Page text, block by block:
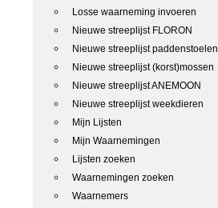
Losse waarneming invoeren
Nieuwe streeplijst FLORON
Nieuwe streeplijst paddenstoelen
Nieuwe streeplijst (korst)mossen
Nieuwe streeplijst ANEMOON
Nieuwe streeplijst weekdieren
Mijn Lijsten
Mijn Waarnemingen
Lijsten zoeken
Waarnemingen zoeken
Waarnemers